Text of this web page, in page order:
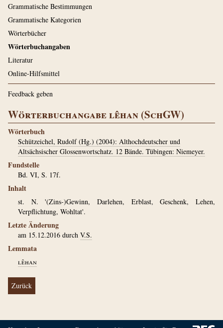
Grammatische Bestimmungen
Grammatische Kategorien
Wörterbücher
Wörterbuchangaben
Literatur
Online-Hilfsmittel
Feedback geben
Wörterbuchangabe lêhan (SchGW)
Wörterbuch
Schützeichel, Rudolf (Hg.) (2004): Althochdeutscher und
Altsächsischer Glossenwortschatz. 12 Bände. Tübingen: Niemeyer.
Fundstelle
Bd. VI, S. 17f.
Inhalt
st. N. '(Zins-)Gewinn, Darlehen, Erblast, Geschenk, Lehen,
Verpflichtung, Wohltat'.
Letzte Änderung
am 15.12.2016 durch V.S.
Lemmata
lêhan
Zurück